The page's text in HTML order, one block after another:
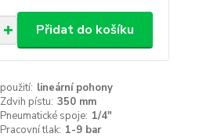
Přidat do košíku
použití: lineární pohony
Zdvih pístu: 350 mm
Pneumatické spoje: 1/4"
Pracovní tlak: 1-9 bar